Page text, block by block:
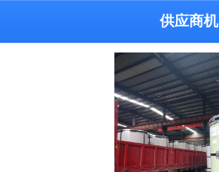
供应商机